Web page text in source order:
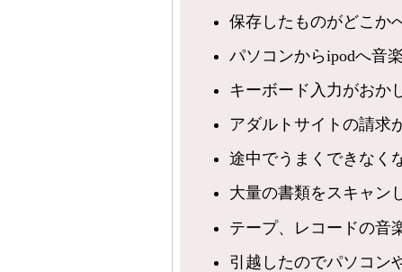
保存したものがどこか
パソコンからipodへ音
キーボード入力がおか
アダルトサイトの請求
途中でうまくできなく
大量の書類をスキャン
テープ、レコードの音
引越したのでパソコン